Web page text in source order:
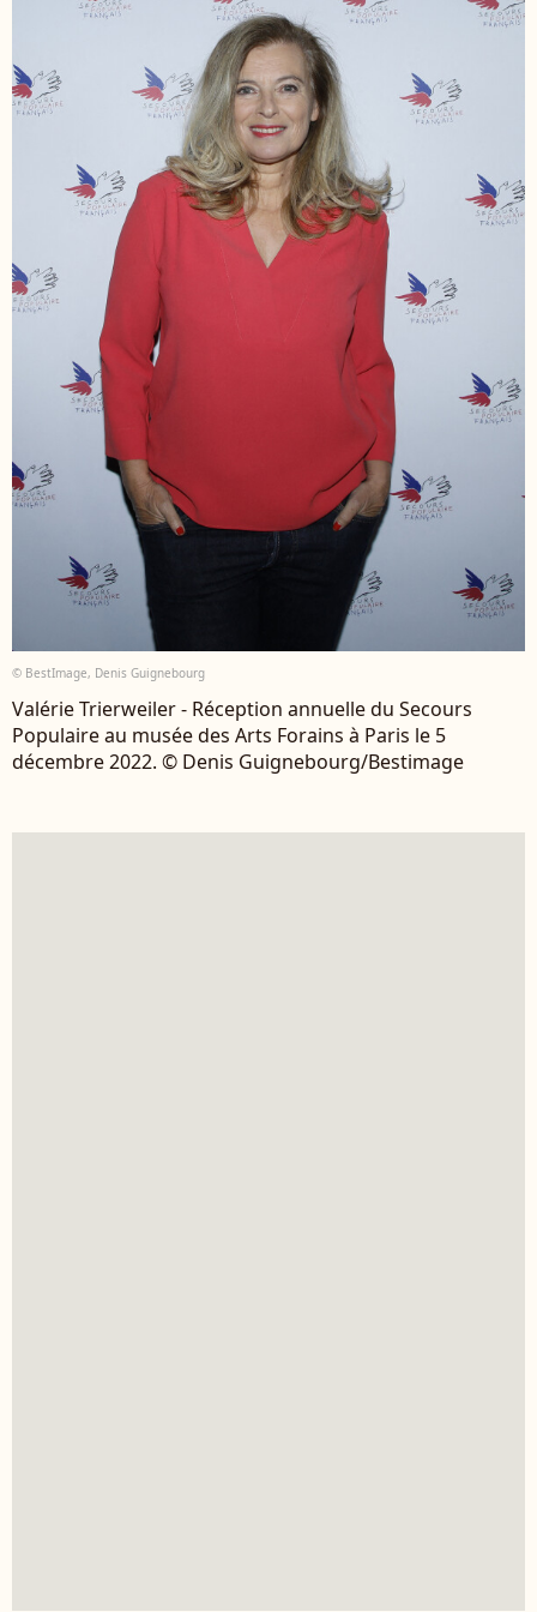
© BestImage, Denis Guignebourg
Valérie Trierweiler - Réception annuelle du Secours
Populaire au musée des Arts Forains à Paris le 5
décembre 2022. © Denis Guignebourg/Bestimage